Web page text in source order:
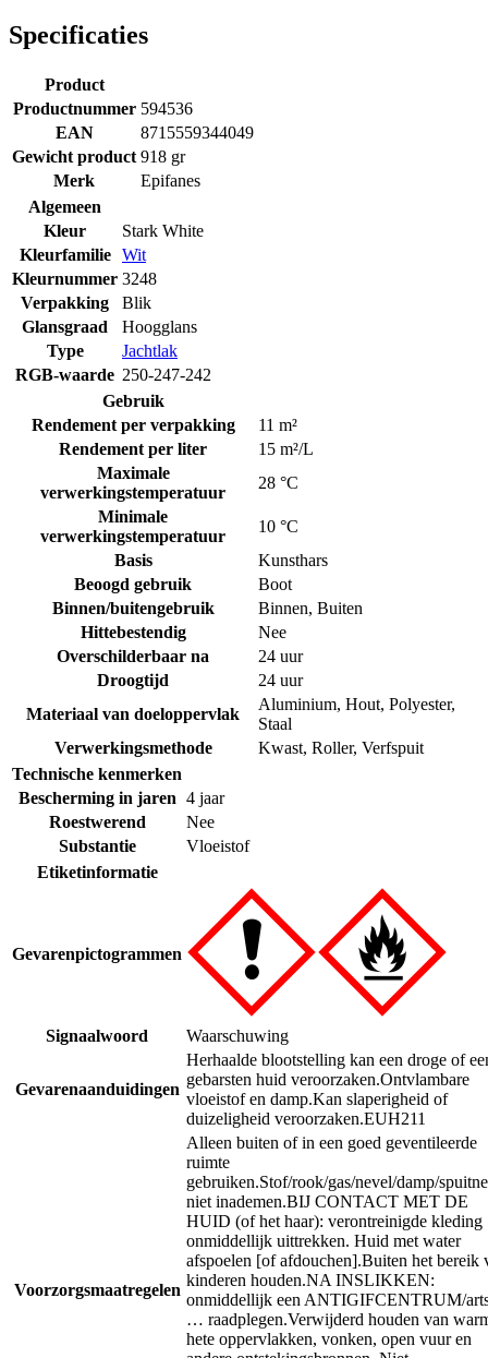
Specificaties
Product
Productnummer 594536
EAN
8715559344049
Gewicht product 918 gr
Merk
Epifanes
Algemeen
Kleur
Stark White
Kleurfamilie
Wit
Kleurnummer 3248
Verpakking
Blik
Glansgraad
Hoogglans
Type
Jachtlak
RGB-waarde 250-247-242
Gebruik
Rendement per verpakking
11 m²
Rendement per liter
15 m²/L
Maximale
verwerkingstemperatuur
28 °C
Minimale
verwerkingstemperatuur
10 °C
Basis
Kunsthars
Beoogd gebruik
Boot
Binnen/buitengebruik
Binnen, Buiten
Hittebestendig
Nee
Overschilderbaar na
24 uur
Droogtijd
24 uur
Materiaal van doeloppervlak
Aluminium, Hout, Polyester,
Staal
Verwerkingsmethode
Kwast, Roller, Verfspuit
Technische kenmerken
Bescherming in jaren 4 jaar
Roestwerend
Nee
Substantie
Vloeistof
Etiketinformatie
Gevarenpictogrammen
Signaalwoord Waarschuwing
Gevarenaanduidingen
Herhaalde blootstelling kan een droge of
gebarsten huid veroorzaken.Ontvlambare
vloeistof en damp.Kan slaperigheid of
duizeligheid veroorzaken.EUH211
Voorzorgsmaatregelen
Alleen buiten of in een goed geventileerde
ruimte
gebruiken.Stof/rook/gas/nevel/damp/
niet inademen.BIJ CONTACT MET DE
HUID (of het haar): verontreinigde kleding
onmiddellijk uittrekken. Huid met water
afspoelen [of afdouchen].Buiten het bereik
kinderen houden.NA INSLIKKEN:
onmiddellijk een ANTIGIFCENTRUM/
… raadplegen.Verwijderd houden van
hete oppervlakken, vonken, open vuur en